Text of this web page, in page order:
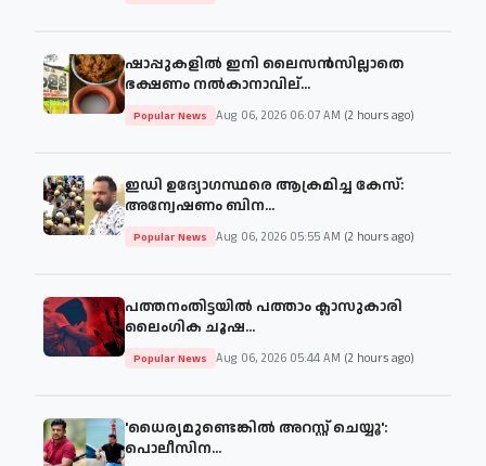
ഷാപ്പുകളിൽ ഇനി ലൈസൻസില്ലാതെ
ഭക്ഷണം നൽകാനാവില്...
Popular News Aug 06, 2026 06:07 AM (2 hours ago)
ഇഡി ഉദ്യോഗസ്ഥരെ ആക്രമിച്ച കേസ്:
അന്വേഷണം ബിന...
Popular News Aug 06, 2026 05:55 AM (2 hours ago)
പത്തനംതിട്ടയില്‍ പത്താം ക്ലാസുകാരി
ലൈംഗിക ചൂഷ...
Popular News Aug 06, 2026 05:44 AM (2 hours ago)
'ധൈര്യമുണ്ടെങ്കില്‍ അറസ്റ്റ് ചെയ്യൂ':
പൊലീസിന...